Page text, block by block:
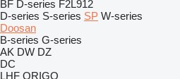
BF D-series F2L912
D-series S-series SP W-series
Doosan
B-series G-series
AK DW DZ
DC
LHF ORIGO